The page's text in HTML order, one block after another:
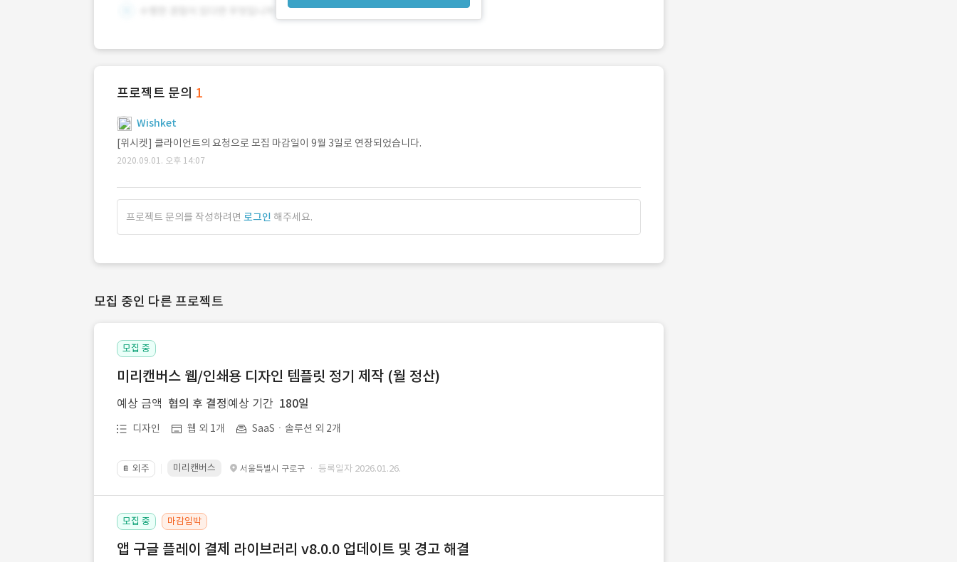
프로젝트 문의 1
Wishket
[위시켓] 클라이언트의 요청으로 모집 마감일이 9월 3일로 연장되었습니다.
2020.09.01. 오후 14:07
프로젝트 문의를 작성하려면 로그인 해주세요.
모집 중인 다른 프로젝트
모집 중
미리캔버스 웹/인쇄용 디자인 템플릿 정기 제작 (월 정산)
예상 금액 협의 후 결정 예상 기간 180일
디자인 웹 외 1개 SaaSㆍ솔루션 외 2개
📔 외주 미리캔버스 서울특별시 구로구 · 등록일자 2026.01.26.
모집 중 마감임박
앱 구글 플레이 결제 라이브러리 v8.0.0 업데이트 및 경고 해결